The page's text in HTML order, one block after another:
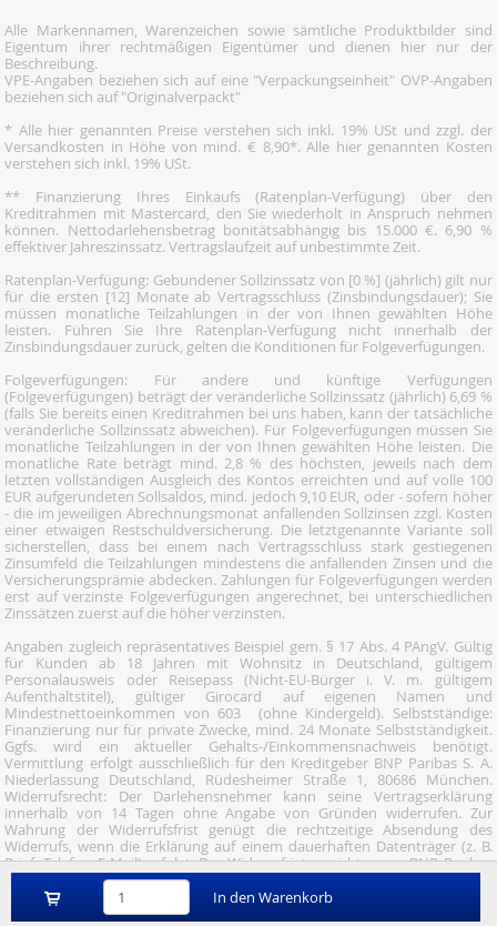
In den Warenkorb
Alle Markennamen, Warenzeichen sowie sämtliche Produktbilder sind
Eigentum ihrer rechtmäßigen Eigentümer und dienen hier nur der
Beschreibung.
VPE-Angaben beziehen sich auf eine "Verpackungseinheit" OVP-Angaben
beziehen sich auf "Originalverpackt"
* Alle hier genannten Preise verstehen sich inkl. 19% USt und zzgl. der
Versandkosten in Höhe von mind. € 8,90*. Alle hier genannten Kosten
verstehen sich inkl. 19% USt.
** Finanzierung Ihres Einkaufs (Ratenplan-Verfügung) über den
Kreditrahmen mit Mastercard, den Sie wiederholt in Anspruch nehmen
können. Nettodarlehensbetrag bonitätsabhängig bis 15.000 €. 6,90 %
effektiver Jahreszinssatz. Vertragslaufzeit auf unbestimmte Zeit.
Ratenplan-Verfügung: Gebundener Sollzinssatz von [0 %] (jährlich) gilt nur
für die ersten [12] Monate ab Vertragsschluss (Zinsbindungsdauer); Sie
müssen monatliche Teilzahlungen in der von Ihnen gewählten Höhe
leisten. Führen Sie Ihre Ratenplan-Verfügung nicht innerhalb der
Zinsbindungsdauer zurück, gelten die Konditionen für Folgeverfügungen.
Folgeverfügungen: Für andere und künftige Verfügungen
(Folgeverfügungen) beträgt der veränderliche Sollzinssatz (jährlich) 6,69 %
(falls Sie bereits einen Kreditrahmen bei uns haben, kann der tatsächliche
veränderliche Sollzinssatz abweichen). Für Folgeverfügungen müssen Sie
monatliche Teilzahlungen in der von Ihnen gewählten Höhe leisten. Die
monatliche Rate beträgt mind. 2,8 % des höchsten, jeweils nach dem
letzten vollständigen Ausgleich des Kontos erreichten und auf volle 100
EUR aufgerundeten Sollsaldos, mind. jedoch 9,10 EUR, oder - sofern höher
- die im jeweiligen Abrechnungsmonat anfallenden Sollzinsen zzgl. Kosten
einer etwaigen Restschuldversicherung. Die letztgenannte Variante soll
sicherstellen, dass bei einem nach Vertragsschluss stark gestiegenen
Zinsumfeld die Teilzahlungen mindestens die anfallenden Zinsen und die
Versicherungsprämie abdecken. Zahlungen für Folgeverfügungen werden
erst auf verzinste Folgeverfügungen angerechnet, bei unterschiedlichen
Zinssätzen zuerst auf die höher verzinsten.
Angaben zugleich repräsentatives Beispiel gem. § 17 Abs. 4 PAngV. Gültig
für Kunden ab 18 Jahren mit Wohnsitz in Deutschland, gültigem
Personalausweis oder Reisepass (Nicht-EU-Bürger i. V. m. gültigem
Aufenthaltstitel), gültiger Girocard auf eigenen Namen und
Mindestnettoeinkommen von 603  (ohne Kindergeld). Selbstständige:
Finanzierung nur für private Zwecke, mind. 24 Monate Selbstständigkeit.
Ggfs. wird ein aktueller Gehalts-/Einkommensnachweis benötigt.
Vermittlung erfolgt ausschließlich für den Kreditgeber BNP Paribas S. A.
Niederlassung Deutschland, Rüdesheimer Straße 1, 80686 München.
Widerrufsrecht: Der Darlehensnehmer kann seine Vertragserklärung
innerhalb von 14 Tagen ohne Angabe von Gründen widerrufen. Zur
Wahrung der Widerrufsfrist genügt die rechtzeitige Absendung des
Widerrufs, wenn die Erklärung auf einem dauerhaften Datenträger (z. B.
Brief, Telefax, E-Mail) erfolgt. Der Widerruf ist zu richten an: BNP Paribas
S.A. Niederlassung Deutschland, Wuhanstraße 5, 47051 Duisburg (Fax: 02
03/34 69 54-09; Tel.: 02 03/34 69 54-02; E- Mail:
widerruf@consorsfinanz.de).